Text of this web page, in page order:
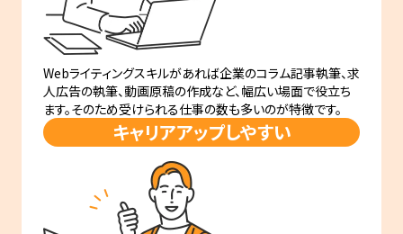
Webライティングスキルがあれば企業のコラム記事執筆、求
人広告の執筆、動画原稿の作成など、幅広い場面で役立ち
ます。そのため受けられる仕事の数も多いのが特徴です。
キャリアアップしやすい